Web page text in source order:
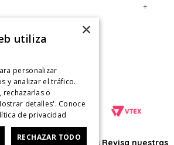
y Garantía
de Marketing
+
compra?
de cambio
#11281 - Las Condes Revisa nuestras
×
utiliza
personalizar
y analizar el tráfico.
rechazarlas o
detalles'. Conoce
de privacidad
RECHAZAR TODO